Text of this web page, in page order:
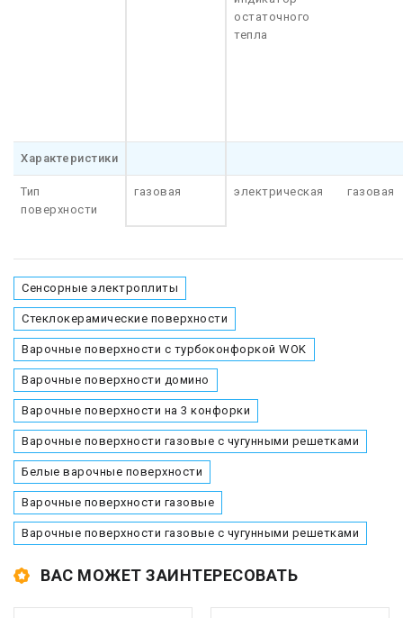
остаточного
тепла
Характеристики
Тип
поверхности
газовая электрическая газовая
Сенсорные электроплиты
Стеклокерамические поверхности
Варочные поверхности с турбоконфоркой WOK
Варочные поверхности домино
Варочные поверхности на 3 конфорки
Варочные поверхности газовые с чугунными решетками
Белые варочные поверхности
Варочные поверхности газовые
Варочные поверхности газовые с чугунными решетками
ВАС МОЖЕТ ЗАИНТЕРЕСОВАТЬ